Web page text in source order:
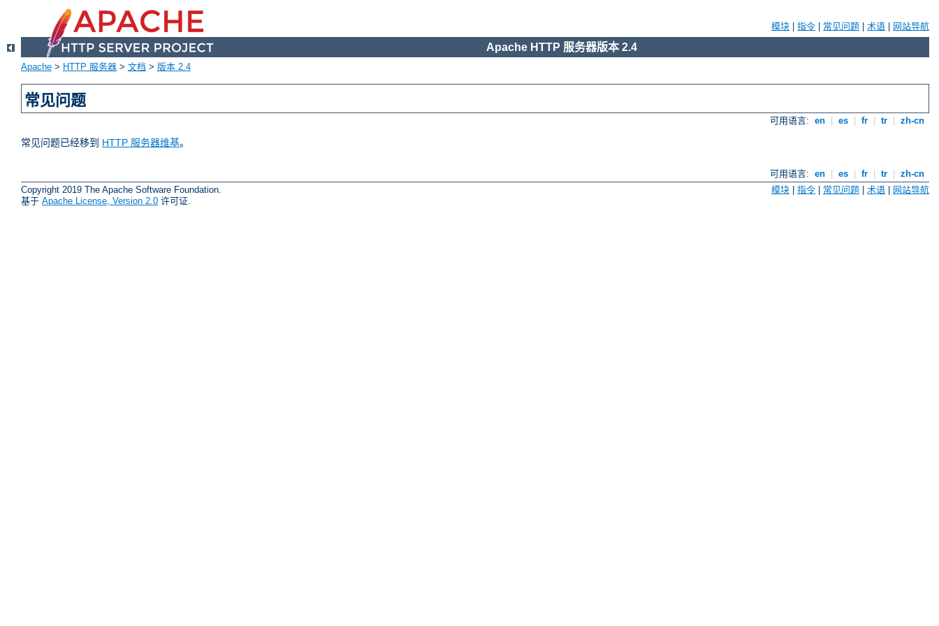
模块 指令 常见问题 术语 网站导航
Apache HTTP 服务器版本 2.4
Apache > HTTP 服务器 > 文档 > 版本 2.4
常见问题
可用语言: en es fr tr zh-cn
常见问题已经移到 HTTP 服务器维基。
可用语言: en es fr tr
zh-cn
Copyright 2019 The Apache Software Foundation.
基于 Apache License, Version 2.0 许可证.
模块 | 指令 | 常见问题 | 术语 | 网站导航